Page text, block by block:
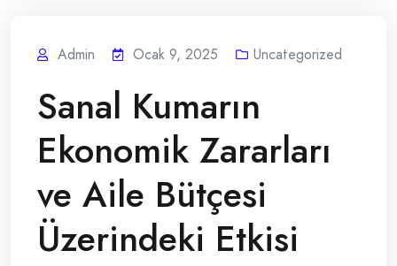
Admin Ocak 9, 2025 Uncategorized
Sanal Kumarın
Ekonomik Zararları
ve Aile Bütçesi
Üzerindeki Etkisi